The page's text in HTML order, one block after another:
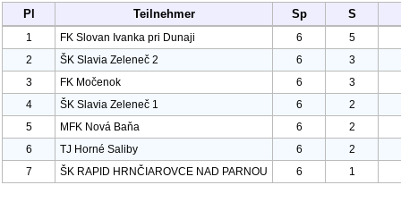
Pl Teilnehmer Sp S
1 FK Slovan Ivanka pri Dunaji 6
5
2
ŠK Slavia Zeleneč 2 6
3
3
FK Močenok 6
3
4
ŠK Slavia Zeleneč 1 6
2
5
MFK Nová Baňa 6
2
6
TJ Horné Saliby 6
2
7
ŠK RAPID HRNČIAROVCE NAD PARNOU 6 1